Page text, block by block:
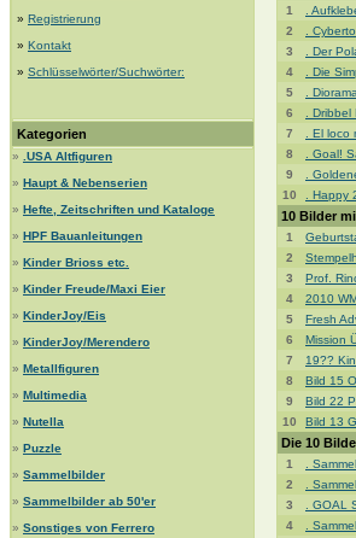
» Registrierung
» Kontakt
» Schlüsselwörter/Suchwörter:
Kategorien
»
.USA Altfiguren
» Haupt & Nebenserien
» Hefte, Zeitschriften und Kataloge
» HPF Bauanleitungen
» Kinder Brioss etc.
» Kinder Freude/Maxi Eier
» KinderJoy/Eis
» KinderJoy/Merendero
» Metallfiguren
» Multimedia
» Nutella
» Puzzle
» Sammelbilder
» Sammelbilder ab 50'er
» Sonstiges von Ferrero
1 .
2
.
3
. Der
4
. Die
5
.
6
.
7
. El
8
. Goal!
9
.
10
. Happy
10 Bilder
1
2
3
Prof.
4
2010
5
Fresh
6
Mission
7
19??
8
Bild 15
9
Bild 22
10
Bild 13
Die 10
1 .
2
.
3
. GOAL
4
.